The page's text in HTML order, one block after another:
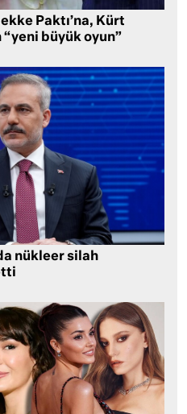
Paktı’na, Kürt
“yeni büyük oyun”
nükleer silah